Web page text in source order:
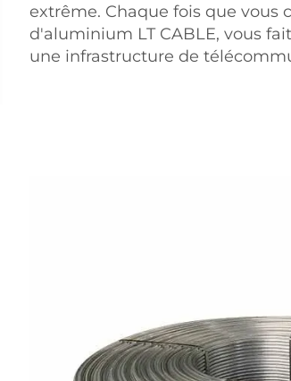
extrême. Chaque fois que vous
d'aluminium LT CABLE, vous
une infrastructure de